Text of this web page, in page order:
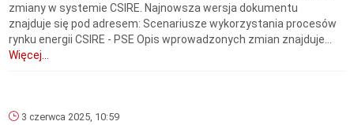
zmiany w systemie CSIRE. Najnowsza wersja dokumentu
znajduje się pod adresem: Scenariusze wykorzystania procesów
rynku energii CSIRE - PSE Opis wprowadzonych zmian znajduje...
Więcej...
3 czerwca 2025, 10:59